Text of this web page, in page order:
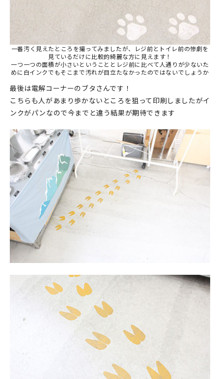
一番汚く見えたところを撮ってみましたが、レジ前とトイレ前の惨劇を
見ているだけに比較的綺麗な方に見えます！
一つ一つの面積が小さいということとレジ前に比べて人通りが少ないた
めに白インクでもそこまで汚れが目立たなかったのではないでしょうか
最後は電解コーナーのブタさんです！
こちらも人があまり歩かないところを狙って印刷しましたがイ
ンクがパンなので今までと違う結果が期待できます